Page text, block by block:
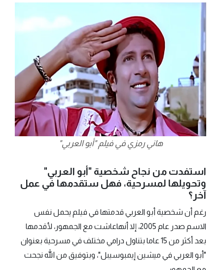
هاني رمزي في فيلم "أبو العربي"
استفدت من نجاح شخصية "أبو العربي"
وتحويلها لمسرحية، فهل ستقدمها في عمل
آخر؟
رغم أن شخصية أبو العربي قدمتها في فيلم يحمل نفس
الاسم صدر عام 2005، إلا أنهاعاشت مع الجمهور، لأقدمها
بعد أكثر من 15 عاما بتناول درامي مختلف في مسرحية بعنوان
"أبو العربي في ميشين إيمبوسيبل"، وبتوفيق من الله نجحت